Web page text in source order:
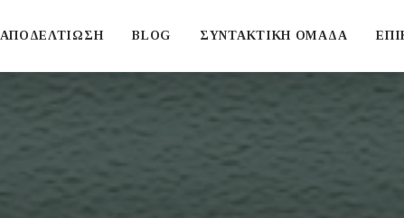
ΑΠΟΔΕΛΤΙΩΣΗ BLOG ΣΥΝΤΑΚΤΙΚΗ ΟΜΑΔΑ